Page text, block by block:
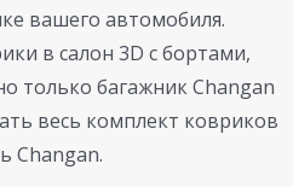
вашего автомобиля.
в салон 3D с бортами,
только багажник Changan
весь комплект ковриков
Changan.